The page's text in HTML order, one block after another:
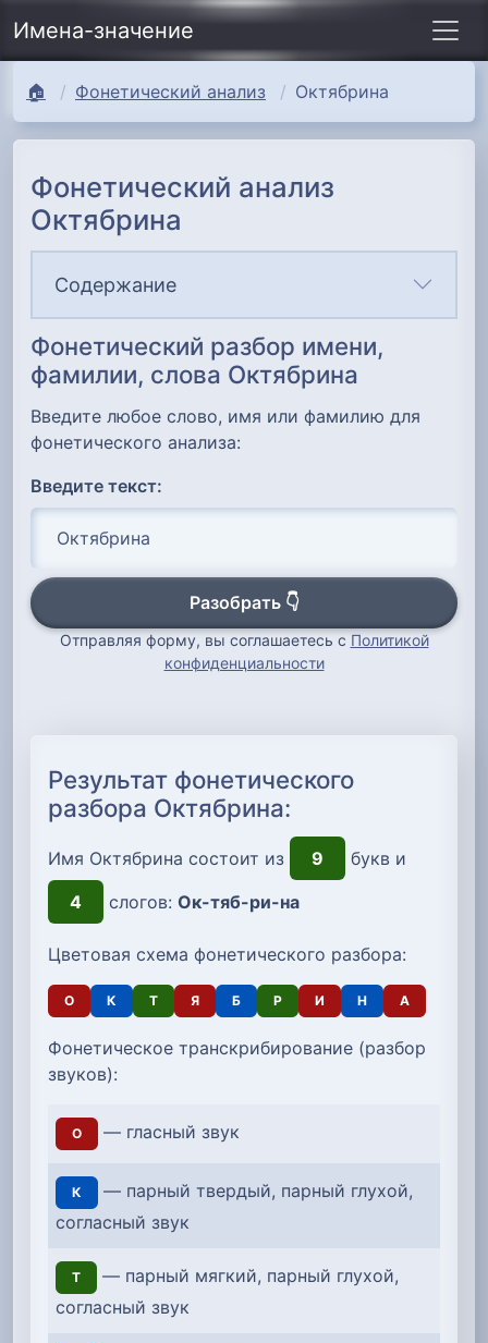
Имена-значение
🏠 Фонетический анализ Октябрина
Фонетический анализ
Октябрина
Содержание
Фонетический разбор имени,
фамилии, слова Октябрина
Введите любое слово, имя или фамилию для
фонетического анализа:
Введите текст:
Разобрать 👇
Отправляя форму, вы соглашаетесь с Политикой
конфиденциальности
Результат фонетического
разбора Октябрина:
Имя Октябрина состоит из 9
букв и
4
слогов: Ок-тяб-ри-на
Цветовая схема фонетического разбора:
О К Т Я Б Р И Н А
Фонетическое транскрибирование (разбор
звуков):
О — гласный звук
К
— парный твердый, парный глухой,
согласный звук
Т
— парный мягкий, парный глухой,
согласный звук